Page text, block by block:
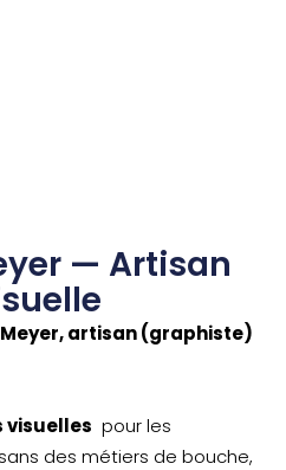
— Artisan
artisan (graphiste)
visuelles pour les
des métiers de bouche,